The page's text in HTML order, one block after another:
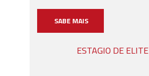
SABE MAIS
ESTAGIO DE ELITE